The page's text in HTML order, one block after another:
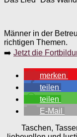
Männer in der
richtigen Themen.
➡️ Jetzt die
merken
teilen
teilen
E-Mail
Taschen,